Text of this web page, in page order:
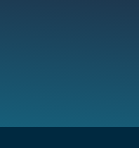
Se souvenir de